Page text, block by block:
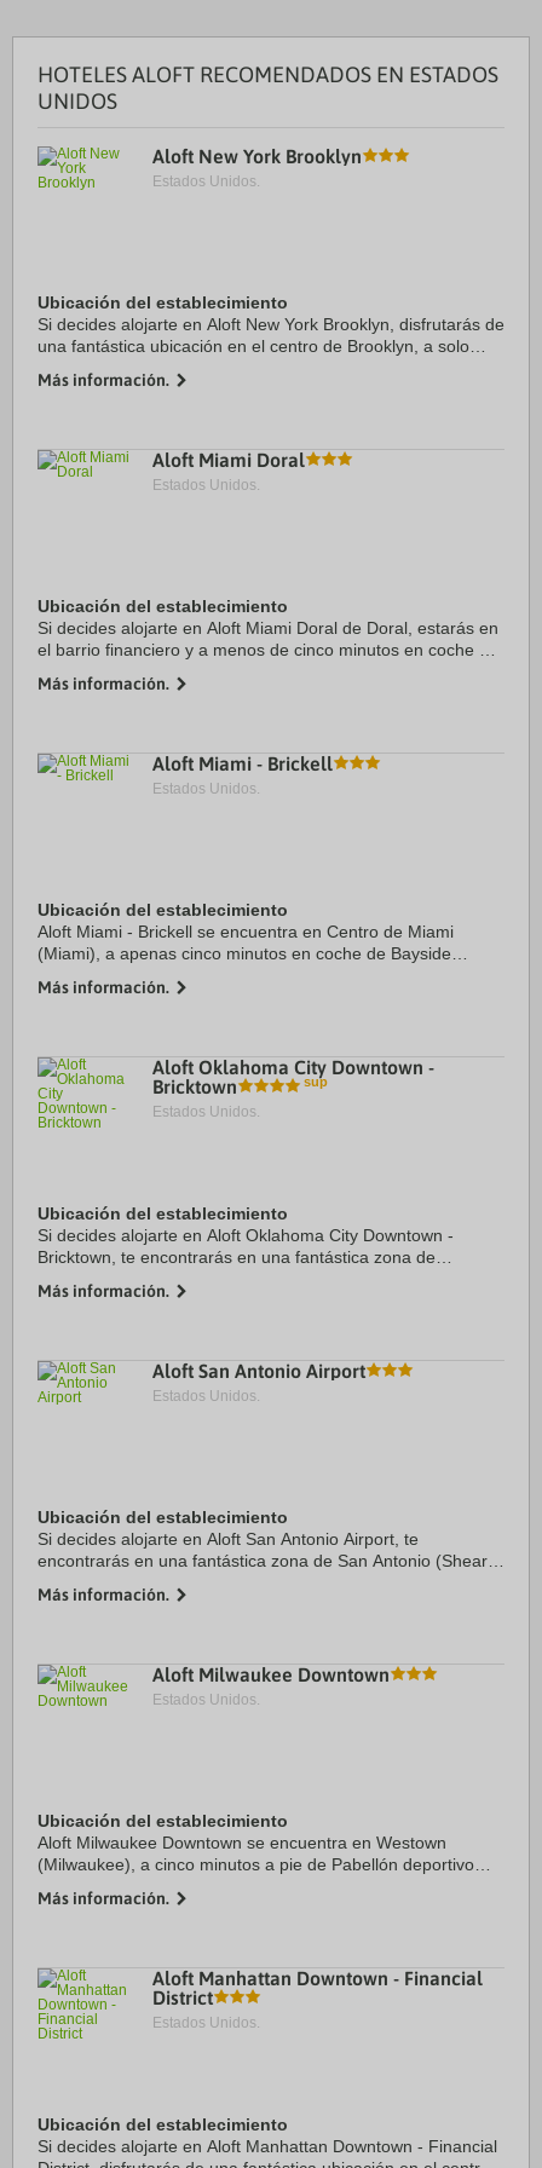
HOTELES ALOFT RECOMENDADOS EN ESTADOS
UNIDOS
Aloft New York Brooklyn
Estados Unidos.
Ubicación del establecimiento
Si decides alojarte en Aloft New York Brooklyn, disfrutarás de
una fantástica ubicación en el centro de Brooklyn, a solo
Parque Prospect. Además, este ...
Más información.
Aloft Miami Doral
Estados Unidos.
Ubicación del establecimiento
Si decides alojarte en Aloft Miami Doral de Doral, estarás en
el barrio financiero y a menos de cinco minutos en coche de
se encuentra a 18,7 km ...
Más información.
Aloft Miami - Brickell
Estados Unidos.
Ubicación del establecimiento
Aloft Miami - Brickell se encuentra en Centro de Miami
(Miami), a apenas cinco minutos en coche de Bayside
encuentra a 4,5 km de PortMiami y a 10 km de ...
Más información.
Aloft Oklahoma City Downtown -
Bricktown
Estados Unidos.
Ubicación del establecimiento
Si decides alojarte en Aloft Oklahoma City Downtown -
Bricktown, te encontrarás en una fantástica zona de
menos de cinco minutos en coche de OU Medical ...
Más información.
Aloft San Antonio Airport
Estados Unidos.
Ubicación del establecimiento
Si decides alojarte en Aloft San Antonio Airport, te
encontrarás en una fantástica zona de San Antonio (Shearer
Centro comercial North Star Mall y ...
Más información.
Aloft Milwaukee Downtown
Estados Unidos.
Ubicación del establecimiento
Aloft Milwaukee Downtown se encuentra en Westown
(Milwaukee), a cinco minutos a pie de Pabellón deportivo
Además, este hotel se encuentra a 0,9 km de ...
Más información.
Aloft Manhattan Downtown - Financial
District
Estados Unidos.
Ubicación del establecimiento
Si decides alojarte en Aloft Manhattan Downtown - Financial